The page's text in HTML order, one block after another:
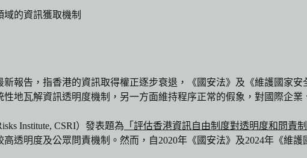
的資訊獲取機制
報告，指香港的資訊取得權正逐步衰退，《國安法》及《維護國家
地瓦解資訊透明度機制，另一方面維持程序正常的假象，對國際企業
Institute, CSRI）發表題為 「評估香港資訊自由制度對透明度和問責制
透明度及公眾問責機制。然而，自2020年《國安法》及2024年《維